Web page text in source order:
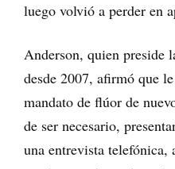
luego volvió a perder en
Anderson, quien preside
desde 2007, afirmó que
mandato de flúor de
de ser necesario,
una entrevista